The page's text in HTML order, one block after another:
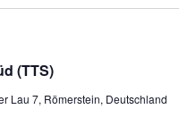
(TTS)
Lau 7, Römerstein, Deutschland